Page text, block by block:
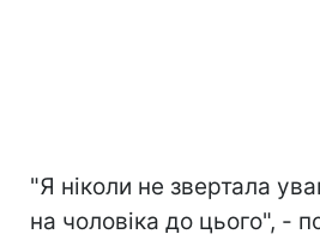
"Я ніколи не звертала
на чоловіка до цього", -